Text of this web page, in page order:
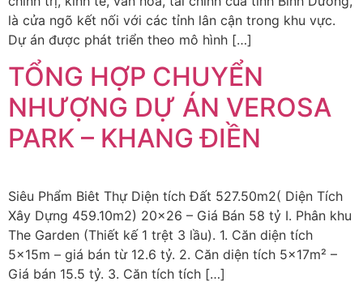
là cửa ngõ kết nối với các tỉnh lân cận trong khu vực.
Dự án được phát triển theo mô hình […]
TỔNG HỢP CHUYỂN
NHƯỢNG DỰ ÁN VEROSA
PARK – KHANG ĐIỀN
Siêu Phẩm Biêt Thự Diện tích Đất 527.50m2( Diện Tích
Xây Dựng 459.10m2) 20×26 – Giá Bán 58 tỷ I. Phân khu
The Garden (Thiết kế 1 trệt 3 lầu). 1. Căn diện tích
5x15m – giá bán từ 12.6 tỷ. 2. Căn diện tích 5x17m² –
Giá bán 15.5 tỷ. 3. Căn tích tích […]